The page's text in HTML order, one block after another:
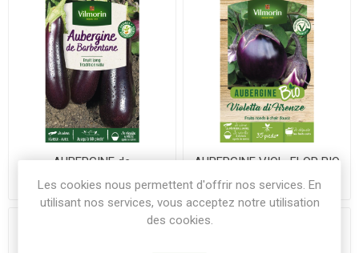
AUBERGINE de
sachet
AUBERGINE VIOL. FLOR BIO
Les cookies nous permettent d'offrir nos services. En
utilisant nos services, vous acceptez notre utilisation
des cookies.